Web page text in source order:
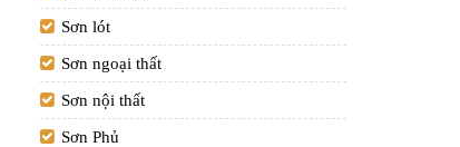
Sơn lót
Sơn ngoại thất
Sơn nội thất
Sơn Phủ